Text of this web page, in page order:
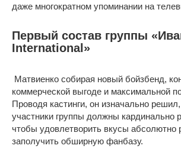
даже многократном упоминании на
Первый состав группы
International»
Матвиенко собирая новый бойзбенд,
коммерческой выгоде и максимальной
Проводя кастинги, он изначально
участники группы должны кардинально
чтобы удовлетворить вкусы абсолютно
заполучить обширную фанбазу.